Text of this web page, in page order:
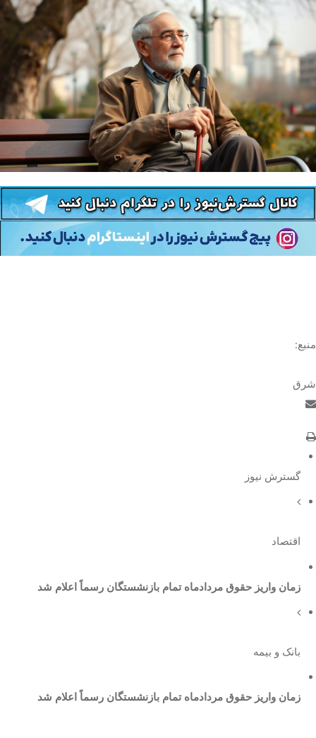
منبع:
شرق
گسترش نیوز
اقتصاد
زمان واریز حقوق مردادماه تمام بازنشستگان رسماً اعلام شد
بانک و بیمه
زمان واریز حقوق مردادماه تمام بازنشستگان رسماً اعلام شد